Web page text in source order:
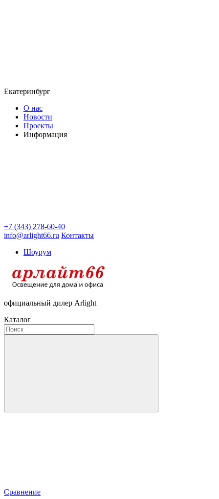
Екатеринбург
О нас
Новости
Проекты
Информация
+7 (343) 278-60-40
info@arlight66.ru Контакты
Шоурум
официальный дилер Arlight
Каталог
Сравнение